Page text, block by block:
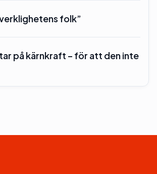
folk”
på kärnkraft – för att den inte